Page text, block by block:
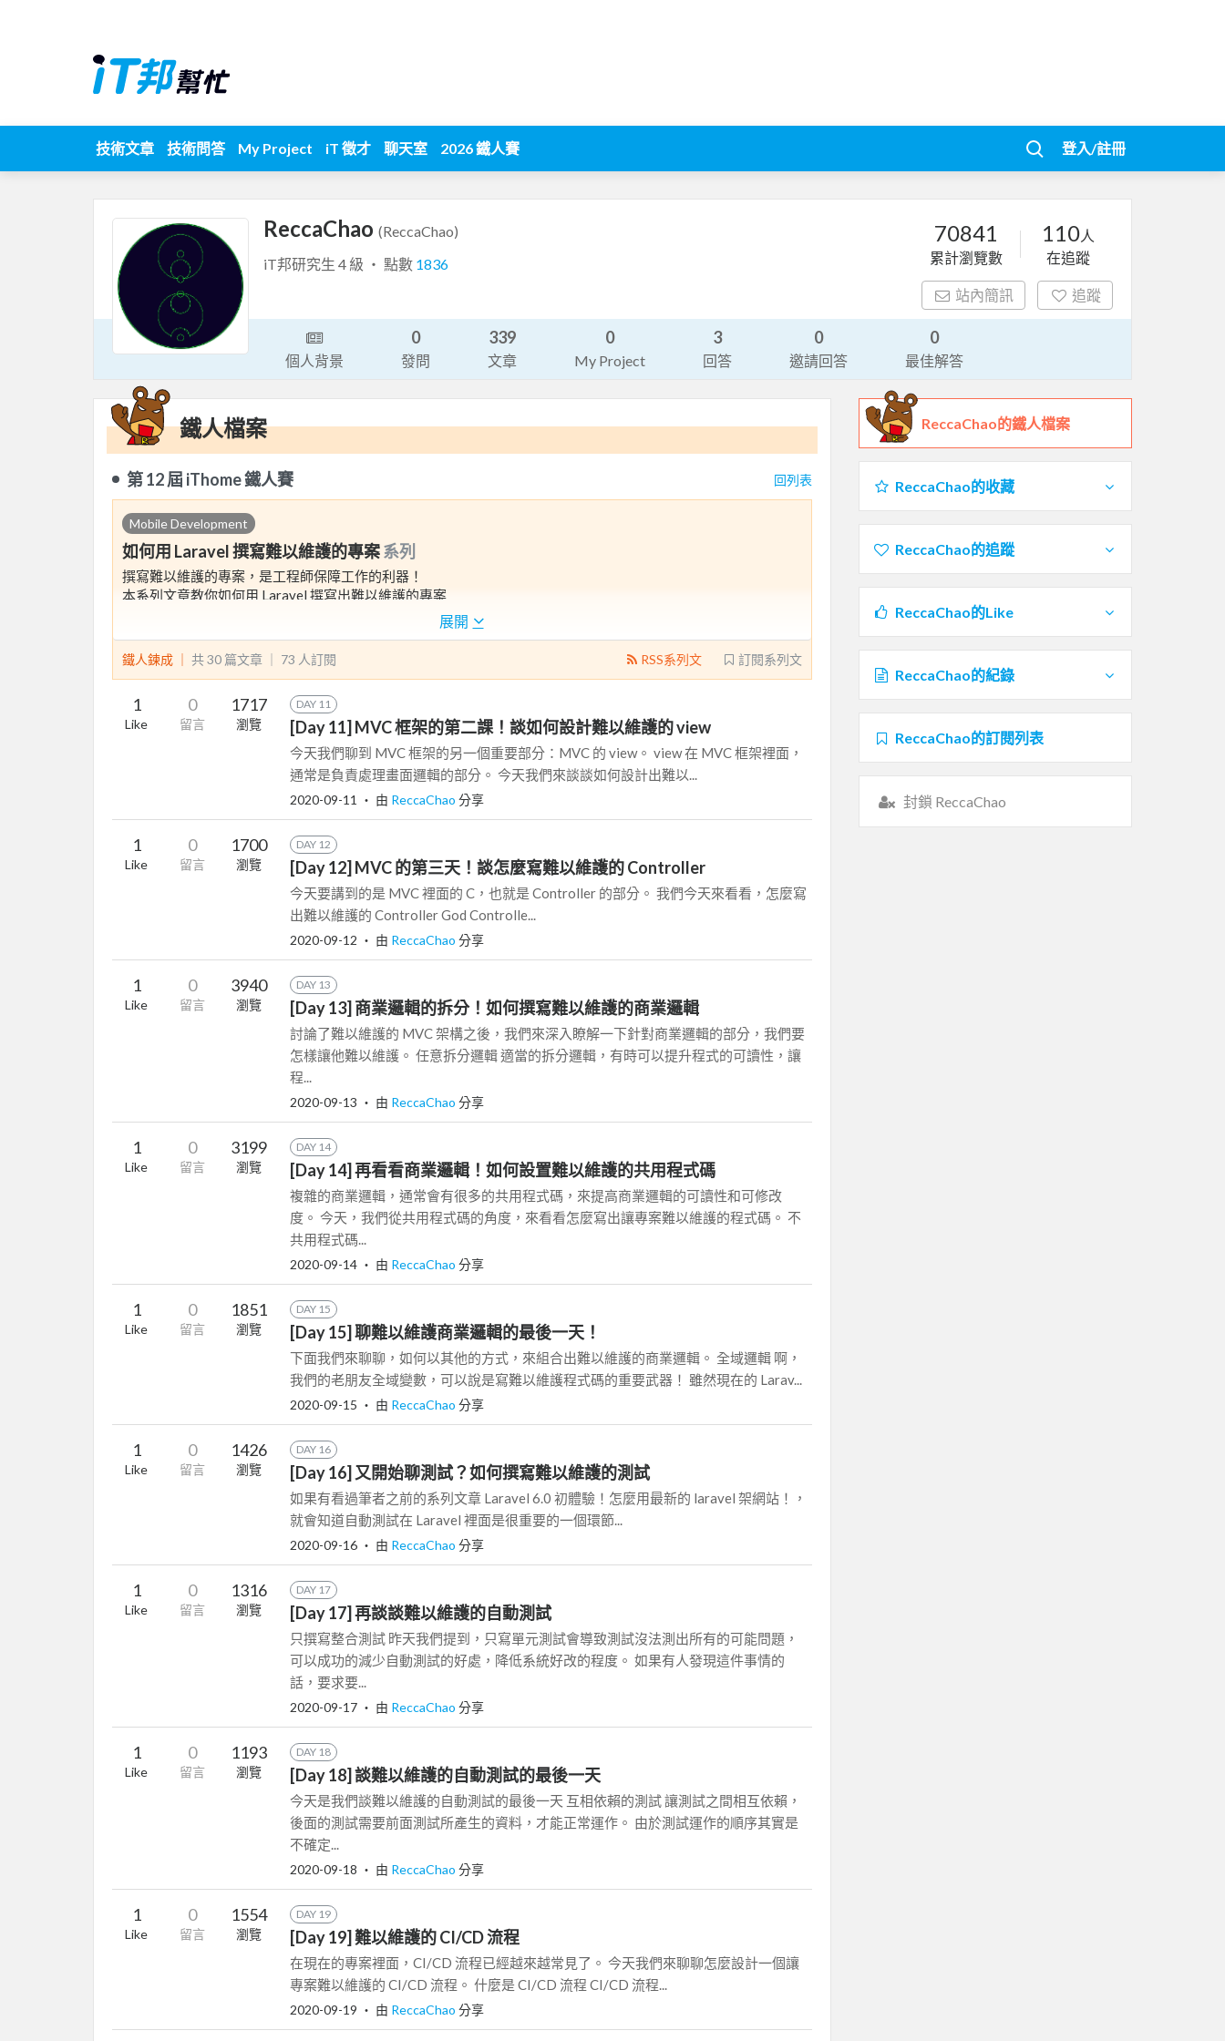
技術文章 技術問答 My Project iT 徵才 聊天室 2026 鐵人賽 登入/註冊
ReccaChao (ReccaChao)
iT邦研究生 4 級 ‧ 點數 1836
70841
累計瀏覽數
110人
在追蹤
站內簡訊 追蹤
個人背景
0
發問
339
文章
0
My Project
3
回答
0
邀請回答
0
最佳解答
鐵人檔案
第 12 屆 iThome 鐵人賽 回列表
Mobile Development
如何用 Laravel 撰寫難以維護的專案系列
撰寫難以維護的專案，是工程師保障工作的利器！
本系列文章教你如何用 Laravel 撰寫出難以維護的專案
想知道怎麼讓之後維護的人望 code 興嘆，深感敬佩嗎？
想知道怎麼讓自己變成不可或缺的關鍵人物嗎？
請一定要來閱讀這系列文章！
展開
鐵人鍊成 ｜ 共 30 篇文章 ｜ 73 人訂閱 訂閱系列文
RSS系列文
1
Like
0
留言
1717
瀏覽
DAY 11
[Day 11] MVC 框架的第二課！談如何設計難以維護的 view
今天我們聊到 MVC 框架的另一個重要部分：MVC 的 view。 view 在 MVC 框架裡面，
通常是負責處理畫面邏輯的部分。 今天我們來談談如何設計出難以...
2020-09-11 ‧ 由 ReccaChao 分享
1
Like
0
留言
1700
瀏覽
DAY 12
[Day 12] MVC 的第三天！談怎麼寫難以維護的 Controller
今天要講到的是 MVC 裡面的 C，也就是 Controller 的部分。 我們今天來看看，怎麼寫
出難以維護的 Controller God Controlle...
2020-09-12 ‧ 由 ReccaChao 分享
1
Like
0
留言
3940
瀏覽
DAY 13
[Day 13] 商業邏輯的拆分！如何撰寫難以維護的商業邏輯
討論了難以維護的 MVC 架構之後，我們來深入瞭解一下針對商業邏輯的部分，我們要
怎樣讓他難以維護。 任意拆分邏輯 適當的拆分邏輯，有時可以提升程式的可讀性，讓
程...
2020-09-13 ‧ 由 ReccaChao 分享
1
Like
0
留言
3199
瀏覽
DAY 14
[Day 14] 再看看商業邏輯！如何設置難以維護的共用程式碼
複雜的商業邏輯，通常會有很多的共用程式碼，來提高商業邏輯的可讀性和可修改
度。 今天，我們從共用程式碼的角度，來看看怎麼寫出讓專案難以維護的程式碼。 不
共用程式碼...
2020-09-14 ‧ 由 ReccaChao 分享
1
Like
0
留言
1851
瀏覽
DAY 15
[Day 15] 聊難以維護商業邏輯的最後一天！
下面我們來聊聊，如何以其他的方式，來組合出難以維護的商業邏輯。 全域邏輯 啊，
我們的老朋友全域變數，可以說是寫難以維護程式碼的重要武器！ 雖然現在的 Larav...
2020-09-15 ‧ 由 ReccaChao 分享
1
Like
0
留言
1426
瀏覽
DAY 16
[Day 16] 又開始聊測試？如何撰寫難以維護的測試
如果有看過筆者之前的系列文章 Laravel 6.0 初體驗！怎麼用最新的 laravel 架網站！，
就會知道自動測試在 Laravel 裡面是很重要的一個環節...
2020-09-16 ‧ 由 ReccaChao 分享
1
Like
0
留言
1316
瀏覽
DAY 17
[Day 17] 再談談難以維護的自動測試
只撰寫整合測試 昨天我們提到，只寫單元測試會導致測試沒法測出所有的可能問題，
可以成功的減少自動測試的好處，降低系統好改的程度。 如果有人發現這件事情的
話，要求要...
2020-09-17 ‧ 由 ReccaChao 分享
1
Like
0
留言
1193
瀏覽
DAY 18
[Day 18] 談難以維護的自動測試的最後一天
今天是我們談難以維護的自動測試的最後一天 互相依賴的測試 讓測試之間相互依賴，
後面的測試需要前面測試所產生的資料，才能正常運作。 由於測試運作的順序其實是
不確定...
2020-09-18 ‧ 由 ReccaChao 分享
1
Like
0
留言
1554
瀏覽
DAY 19
[Day 19] 難以維護的 CI/CD 流程
在現在的專案裡面，CI/CD 流程已經越來越常見了。 今天我們來聊聊怎麼設計一個讓
專案難以維護的 CI/CD 流程。 什麼是 CI/CD 流程 CI/CD 流程...
2020-09-19 ‧ 由 ReccaChao 分享
ReccaChao的鐵人檔案
ReccaChao的收藏
ReccaChao的追蹤
ReccaChao的Like
ReccaChao的紀錄
ReccaChao的訂閱列表
封鎖 ReccaChao